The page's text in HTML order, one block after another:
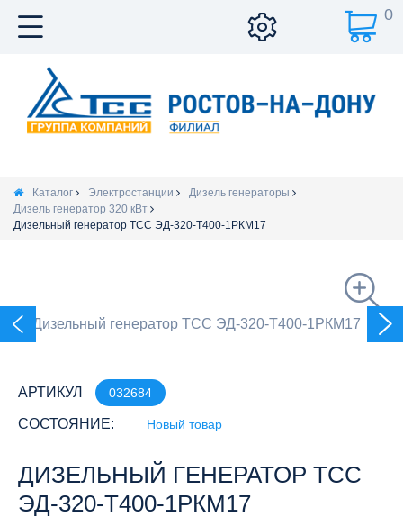
0
Каталог Электростанции
Дизель генераторы
Дизель генератор 320 кВт
Дизельный генератор ТСС ЭД-320-Т400-1РКМ17
АРТИКУЛ 032684
СОСТОЯНИЕ: Новый товар
ДИЗЕЛЬНЫЙ ГЕНЕРАТОР ТСС
ЭД-320-Т400-1РКМ17